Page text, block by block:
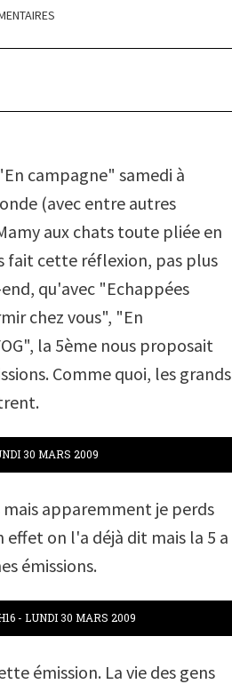
campagne" samedi à
(avec entre autres
aux chats toute pliée en
fait cette réflexion, pas plus
qu'avec "Echappées
chez vous", "En
la 5ème nous proposait
Comme quoi, les grands
30 MARS 2009
mais apparemment je perds
effet on l'a déjà dit mais la 5 a
émissions.
-LUNDI 30 MARS 2009
émission. La vie des gens